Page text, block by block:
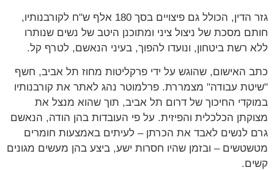
גזר הדין, הכולל גם פיצויים בסך 180 אלף ש"ח לקורבנותיו,
חותם מסכת של ניצול ציני ומתוכנן היטב של נשים שנותרו
ללא רשת ביטחון, ונועדו להפוך, בעיני הנאשם, לטרף קל.
כתב האישום, שהוגש על ידי פרקליטות מחוז תל אביב, חשף
"שיטת עבודה" מצמררת. פרלמוטר נהג לאתר את קורבנותיו
במוקדי החיכוך של דרום תל אביב, תוך שהוא מנצל את
מצוקתן הכלכלית והפיזית. על פי העובדות בהן הודה, הנאשם
גרם לנשים לאבד את הכרתן – לעיתים באמצעות חומרים
מטשטשים – ובזמן שהיו חסרות ישע, ביצע בהן מעשים מגונים
קשים.